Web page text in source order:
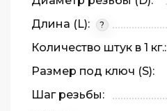
Длина (L):
?
Количество штук в 1 кг.:
Размер под ключ (S):
Шаг резьбы: